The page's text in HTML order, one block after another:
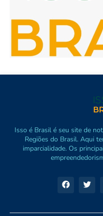
Isso é Brasil é seu site de
Regiões do Brasil. Aqui
imparcialidade. Os